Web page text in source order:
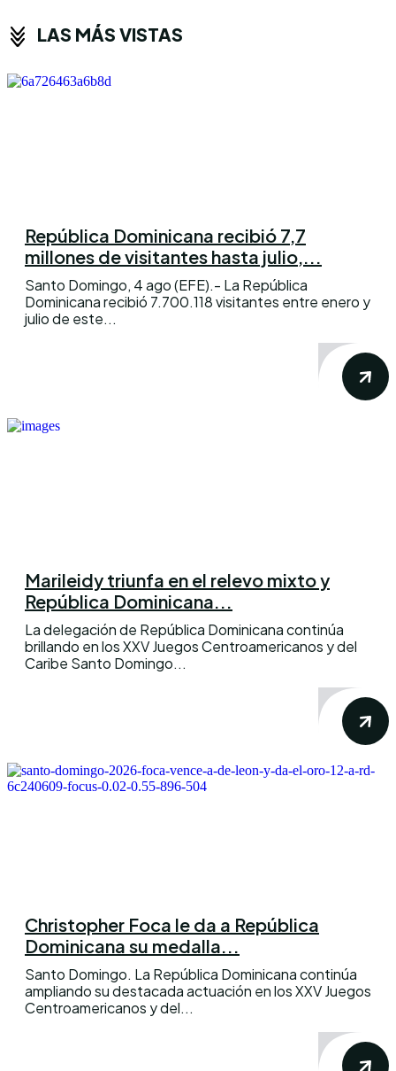
LAS MÁS VISTAS
República Dominicana recibió 7,7
millones de visitantes hasta julio,...
Santo Domingo, 4 ago (EFE).- La República
Dominicana recibió 7.700.118 visitantes entre enero y
julio de este...
Marileidy triunfa en el relevo mixto y
República Dominicana...
La delegación de República Dominicana continúa
brillando en los XXV Juegos Centroamericanos y del
Caribe Santo Domingo...
Christopher Foca le da a República
Dominicana su medalla...
Santo Domingo. La República Dominicana continúa
ampliando su destacada actuación en los XXV Juegos
Centroamericanos y del...